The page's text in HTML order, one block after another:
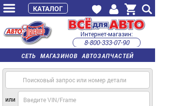
СЕТЬ МАГАЗИНОВ АВТОЗАПЧАСТЕЙ
Интернет-магазин:
8-800-333-07-90
часы работы с 9:00 до 22:00 (пн-пт)
или
КАТАЛОГ